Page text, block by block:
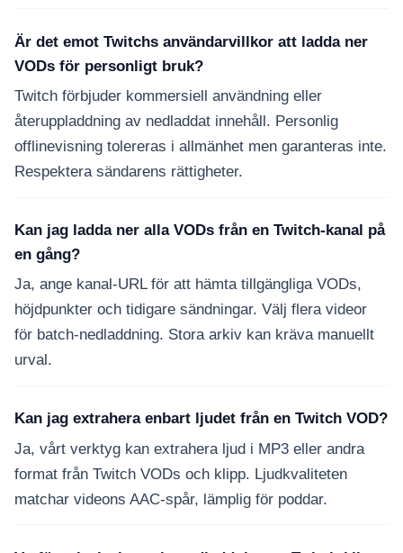
Är det emot Twitchs användarvillkor att ladda ner
VODs för personligt bruk?
Twitch förbjuder kommersiell användning eller
återuppladdning av nedladdat innehåll. Personlig
offlinevisning tolereras i allmänhet men garanteras inte.
Respektera sändarens rättigheter.
Kan jag ladda ner alla VODs från en Twitch-kanal på
en gång?
Ja, ange kanal-URL för att hämta tillgängliga VODs,
höjdpunkter och tidigare sändningar. Välj flera videor
för batch-nedladdning. Stora arkiv kan kräva manuellt
urval.
Kan jag extrahera enbart ljudet från en Twitch VOD?
Ja, vårt verktyg kan extrahera ljud i MP3 eller andra
format från Twitch VODs och klipp. Ljudkvaliteten
matchar videons AAC-spår, lämplig för poddar.